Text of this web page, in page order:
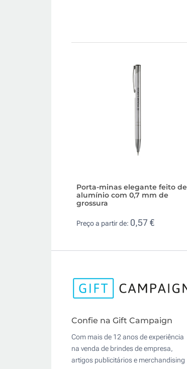
Porta-minas elegante feito de
alumínio com 0,7 mm de
grossura
Preço a partir de: 0,57 €
Confie na Gift Campaign
Com mais de 12 anos de experiência
na venda de brindes de empresa,
artigos publicitários e merchandising